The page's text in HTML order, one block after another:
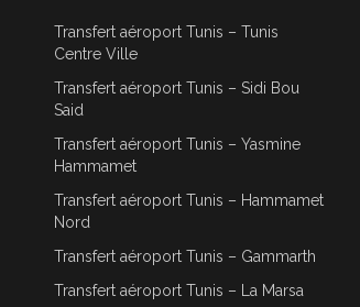
Transfert aéroport Tunis – Tunis
Centre Ville
Transfert aéroport Tunis – Sidi Bou
Said
Transfert aéroport Tunis – Yasmine
Hammamet
Transfert aéroport Tunis – Hammamet
Nord
Transfert aéroport Tunis – Gammarth
Transfert aéroport Tunis – La Marsa